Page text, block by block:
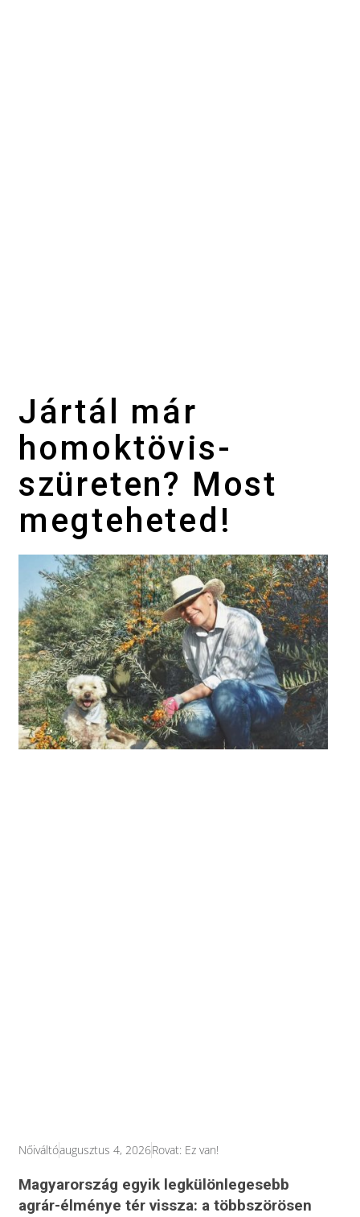
Jártál már
homoktövis-
szüreten? Most
megteheted!
Nőiváltóaugusztus 4, 2026Rovat: Ez van!
Magyarország egyik legkülönlegesebb
agrár-élménye tér vissza: a többszörösen